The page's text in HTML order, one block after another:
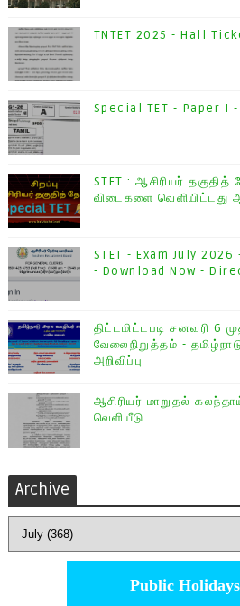
TNTET 2025 - Hall
Special TET - Paper I
STET : ஆசிரியர்
விடைகளை வெளியிட்டது
STET - Exam July
- Download Now -
திட்டமிட்டபடி சனவரி 6
வேலைநிறுத்தம் -
அறிவிப்பு
ஆசிரியர் மாறுதல்
வெளியீடு
Archive
Public